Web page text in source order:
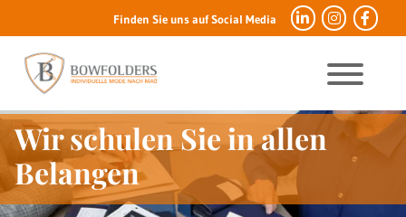
Finden Sie uns auf Social Media
Wir schulen Sie in allen
Belangen